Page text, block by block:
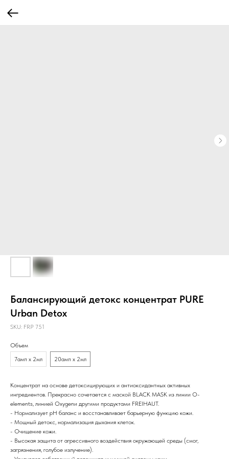
Балансирующий детокс концентрат PURE
Urban Detox
SKU: FRP 751
Объем
7амп х 2мл
20амп х 2мл
Концентрат на основе детоксицирующих и антиоксидантных активных
ингредиентов. Прекрасно сочетается с маской BLACK MASK из линии O-
elements, линией Oxygenи другими продуктами FREIHAUT.
- Нормализует рН баланс и восстанавливает барьерную функцию кожи.
- Мощный детокс, нормализация дыхания клеток.
- Очищение кожи.
- Высокая защита от агрессивного воздействия окружающей среды (смог,
загрязнения, голубое излучение).